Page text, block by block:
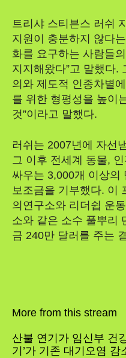
트리샤 스티븐스 러쉬
지원이 충분하지 않다
화를 요구하는 사람들
지지해왔다”고 말했다.
의와 제도적 인종차별
를 위한 형평성을 높이
것”이라고 말했다.
러쉬는 2007년에 자선
그 이후 전세계 동물,
싸우는 3,000개 이상의
보조금을 기부했다. 이
의연구소와 리더쉽 운
소와 같은 소수 풀뿌리
금 240만 달러를 주는
More from this stream
산불 연기가 임신부 건
기’가 기존 대기오염 감